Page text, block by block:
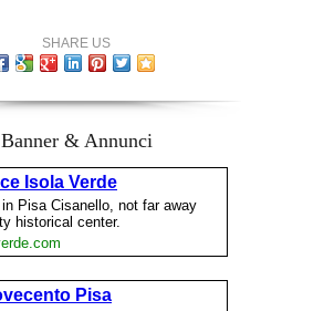
SHARE US
Banner & Annunci